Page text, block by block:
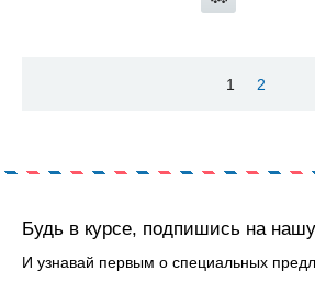
1 2
Будь в курсе, подпишись на
И узнавай первым о специальных